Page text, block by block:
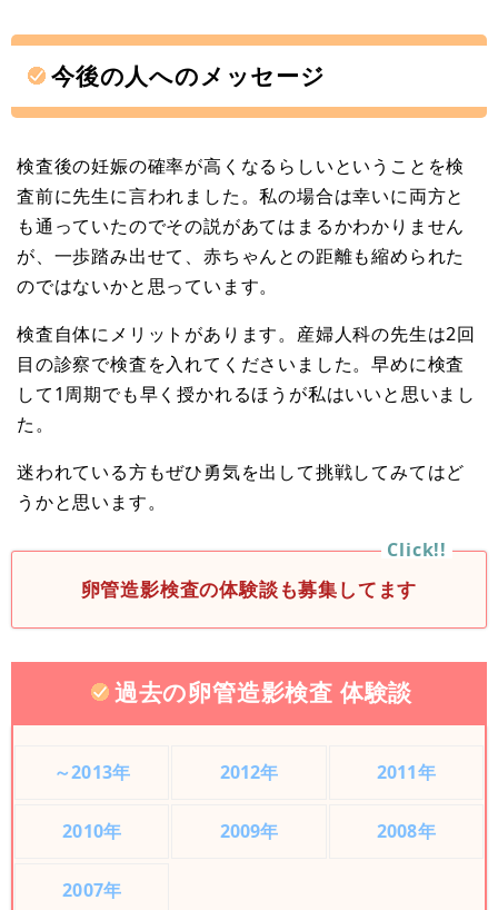
今後の人へのメッセージ
検査後の妊娠の確率が高くなるらしいということを検
査前に先生に言われました。私の場合は幸いに両方と
も通っていたのでその説があてはまるかわかりません
が、一歩踏み出せて、赤ちゃんとの距離も縮められた
のではないかと思っています。
検査自体にメリットがあります。産婦人科の先生は2回
目の診察で検査を入れてくださいました。早めに検査
して1周期でも早く授かれるほうが私はいいと思いまし
た。
迷われている方もぜひ勇気を出して挑戦してみてはど
うかと思います。
卵管造影検査の体験談も募集してます
過去の卵管造影検査 体験談
～2013年 2012年 2011年
2010年 2009年 2008年
2007年